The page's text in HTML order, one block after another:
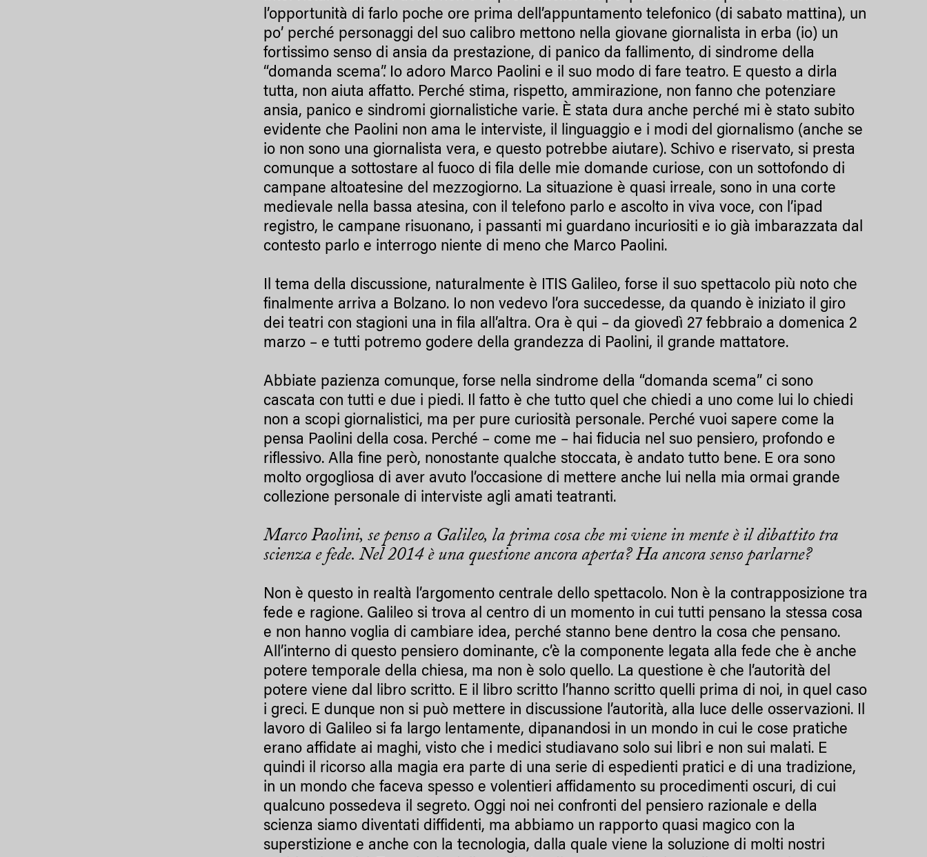
l’opportunità di farlo poche ore prima dell’appuntamento telefonico (di sabato mattina), un
po’ perché personaggi del suo calibro mettono nella giovane giornalista in erba (io) un
fortissimo senso di ansia da prestazione, di panico da fallimento, di sindrome della
“domanda scema”. Io adoro Marco Paolini e il suo modo di fare teatro. E questo a dirla
tutta, non aiuta affatto. Perché stima, rispetto, ammirazione, non fanno che potenziare
ansia, panico e sindromi giornalistiche varie. È stata dura anche perché mi è stato subito
evidente che Paolini non ama le interviste, il linguaggio e i modi del giornalismo (anche se
io non sono una giornalista vera, e questo potrebbe aiutare). Schivo e riservato, si presta
comunque a sottostare al fuoco di fila delle mie domande curiose, con un sottofondo di
campane altoatesine del mezzogiorno. La situazione è quasi irreale, sono in una corte
medievale nella bassa atesina, con il telefono parlo e ascolto in viva voce, con l’ipad
registro, le campane risuonano, i passanti mi guardano incuriositi e io già imbarazzata dal
contesto parlo e interrogo niente di meno che Marco Paolini.
Il tema della discussione, naturalmente è ITIS Galileo, forse il suo spettacolo più noto che
finalmente arriva a Bolzano. Io non vedevo l’ora succedesse, da quando è iniziato il giro
dei teatri con stagioni una in fila all’altra. Ora è qui – da giovedì 27 febbraio a domenica 2
marzo – e tutti potremo godere della grandezza di Paolini, il grande mattatore.
Abbiate pazienza comunque, forse nella sindrome della “domanda scema” ci sono
cascata con tutti e due i piedi. Il fatto è che tutto quel che chiedi a uno come lui lo chiedi
non a scopi giornalistici, ma per pure curiosità personale. Perché vuoi sapere come la
pensa Paolini della cosa. Perché – come me – hai fiducia nel suo pensiero, profondo e
riflessivo. Alla fine però, nonostante qualche stoccata, è andato tutto bene. E ora sono
molto orgogliosa di aver avuto l’occasione di mettere anche lui nella mia ormai grande
collezione personale di interviste agli amati teatranti.
Marco Paolini, se penso a Galileo, la prima cosa che mi viene in mente è il dibattito tra
scienza e fede. Nel 2014 è una questione ancora aperta? Ha ancora senso parlarne?
Non è questo in realtà l’argomento centrale dello spettacolo. Non è la contrapposizione tra
fede e ragione. Galileo si trova al centro di un momento in cui tutti pensano la stessa cosa
e non hanno voglia di cambiare idea, perché stanno bene dentro la cosa che pensano.
All’interno di questo pensiero dominante, c’è la componente legata alla fede che è anche
potere temporale della chiesa, ma non è solo quello. La questione è che l’autorità del
potere viene dal libro scritto. E il libro scritto l’hanno scritto quelli prima di noi, in quel caso
i greci. E dunque non si può mettere in discussione l’autorità, alla luce delle osservazioni. Il
lavoro di Galileo si fa largo lentamente, dipanandosi in un mondo in cui le cose pratiche
erano affidate ai maghi, visto che i medici studiavano solo sui libri e non sui malati. E
quindi il ricorso alla magia era parte di una serie di espedienti pratici e di una tradizione,
in un mondo che faceva spesso e volentieri affidamento su procedimenti oscuri, di cui
qualcuno possedeva il segreto. Oggi noi nei confronti del pensiero razionale e della
scienza siamo diventati diffidenti, ma abbiamo un rapporto quasi magico con la
superstizione e anche con la tecnologia, dalla quale viene la soluzione di molti nostri